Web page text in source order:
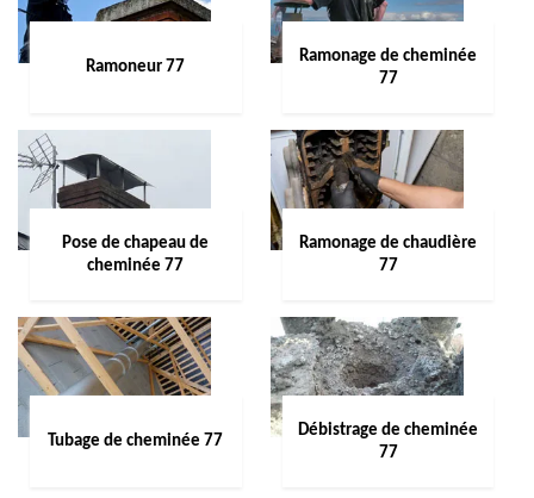
Ramoneur 77
Ramonage de cheminée
77
Pose de chapeau de
cheminée 77
Ramonage de chaudière
77
Tubage de cheminée 77
Débistrage de cheminée
77